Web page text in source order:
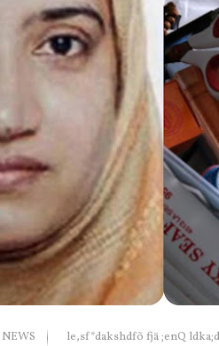
le,sf*dakshdfõ fjä ;enQ